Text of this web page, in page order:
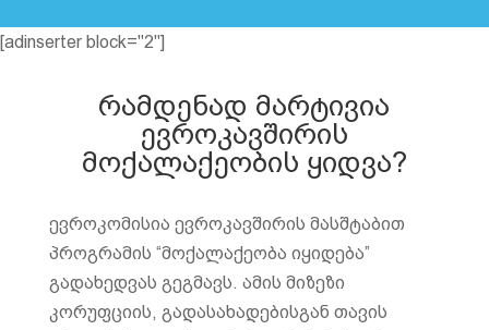
[adinserter block="2"]
რამდენად მარტივია
ევროკავშირის
მოქალაქეობის ყიდვა?
ევროკომისია ევროკავშირის მასშტაბით
პროგრამის “მოქალაქეობა იყიდება”
გადახედვას გეგმავს. ამის მიზეზი
კორუფციის, გადასახადებისგან თავის